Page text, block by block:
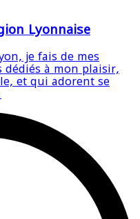
Lyonnaise
je fais de mes
dédiés à mon plaisir,
et qui adorent se